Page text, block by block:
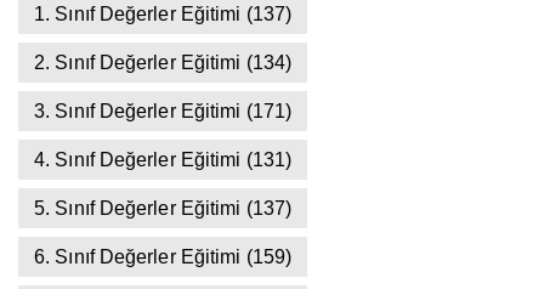
1. Sınıf Değerler Eğitimi (137)
2. Sınıf Değerler Eğitimi (134)
3. Sınıf Değerler Eğitimi (171)
4. Sınıf Değerler Eğitimi (131)
5. Sınıf Değerler Eğitimi (137)
6. Sınıf Değerler Eğitimi (159)